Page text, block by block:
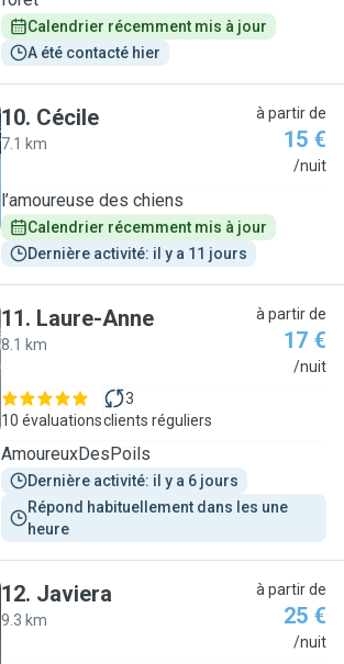
Calendrier récemment mis à jour
A été contacté hier
10. Cécile
7.1 km
à partir de
15 €
/nuit
l’amoureuse des chiens
Calendrier récemment mis à jour
Dernière activité: il y a 11 jours
11. Laure-Anne
8.1 km
à partir de
17 €
/nuit
10 évaluations
3
clients réguliers
AmoureuxDesPoils
Dernière activité: il y a 6 jours
Répond habituellement dans les une
heure
12. Javiera
9.3 km
à partir de
25 €
/nuit